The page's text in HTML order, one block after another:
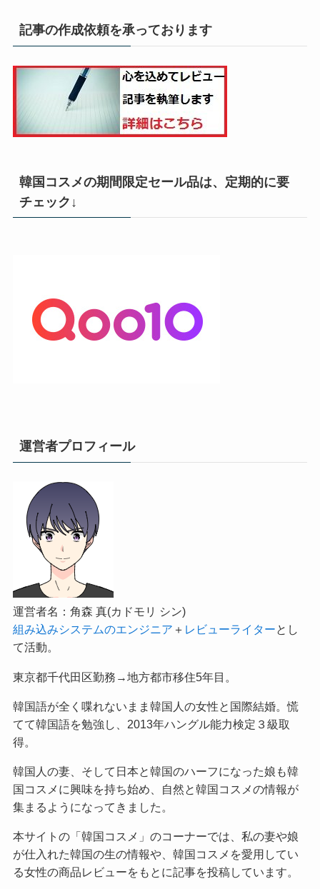
記事の作成依頼を承っております
韓国コスメの期間限定セール品は、定期的に要
チェック↓
運営者プロフィール
運営者名：角森 真(カドモリ シン)
組み込みシステムのエンジニア ＋ レビューライターとし
て活動。
東京都千代田区勤務→地方都市移住5年目。
韓国語が全く喋れないまま韓国人の女性と国際結婚。慌
てて韓国語を勉強し、2013年ハングル能力検定３級取
得。
韓国人の妻、そして日本と韓国のハーフになった娘も韓
国コスメに興味を持ち始め、自然と韓国コスメの情報が
集まるようになってきました。
本サイトの「韓国コスメ」のコーナーでは、私の妻や娘
が仕入れた韓国の生の情報や、韓国コスメを愛用してい
る女性の商品レビューをもとに記事を投稿しています。